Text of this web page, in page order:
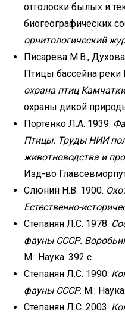
отголоски былых и
биогеографических
орнитологический
Писарева М.В.,
Птицы бассейна реки
охрана птиц
охраны дикой
Портенко Л.А. 1939.
Птицы. Труды НИИ
животноводства и
Изд-во
Слюнин Н.В. 1900.
Естественно-
Степанян Л.С. 1978.
фауны СССР.
М.: Наука. 392 с.
Степанян Л.С. 1990.
фауны СССР. М.:
Степанян Л.С. 2003.